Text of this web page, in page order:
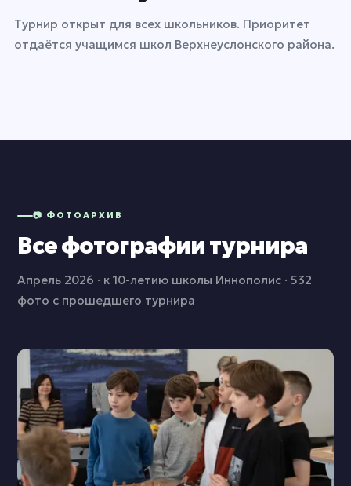
Турнир открыт для всех школьников. Приоритет
отдаётся учащимся школ Верхнеуслонского района.
📷 ФОТОАРХИВ
Все фотографии турнира
Апрель 2026 · к 10-летию школы Иннополис · 532
фото с прошедшего турнира